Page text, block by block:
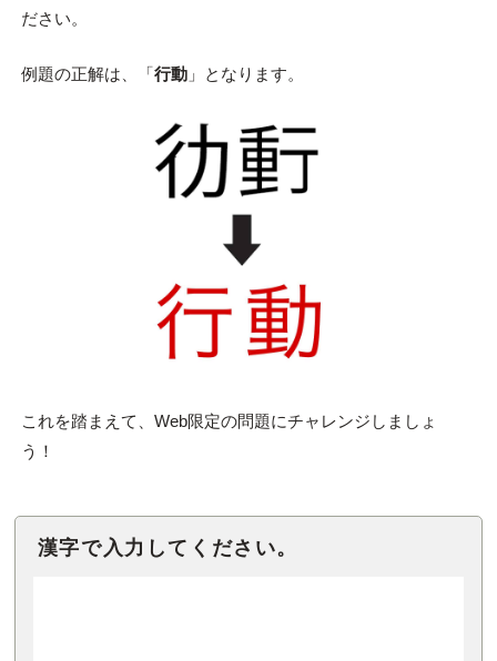
ださい。
例題の正解は、「行動」となります。
これを踏まえて、Web限定の問題にチャレンジしましょ
う！
漢字で入力してください。